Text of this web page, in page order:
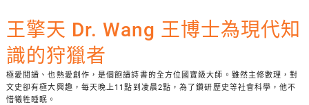
to
content
王擎天 Dr. Wang 王博士為現代知
識的狩獵者
極愛閱讀、也熱愛創作，是個飽讀詩書的全方位國寶級大師。雖然主修數理，對
文史卻有極大興趣，每天晚上11點到凌晨2點，為了鑽研歷史等社會科學，他不
惜犧牲睡眠。